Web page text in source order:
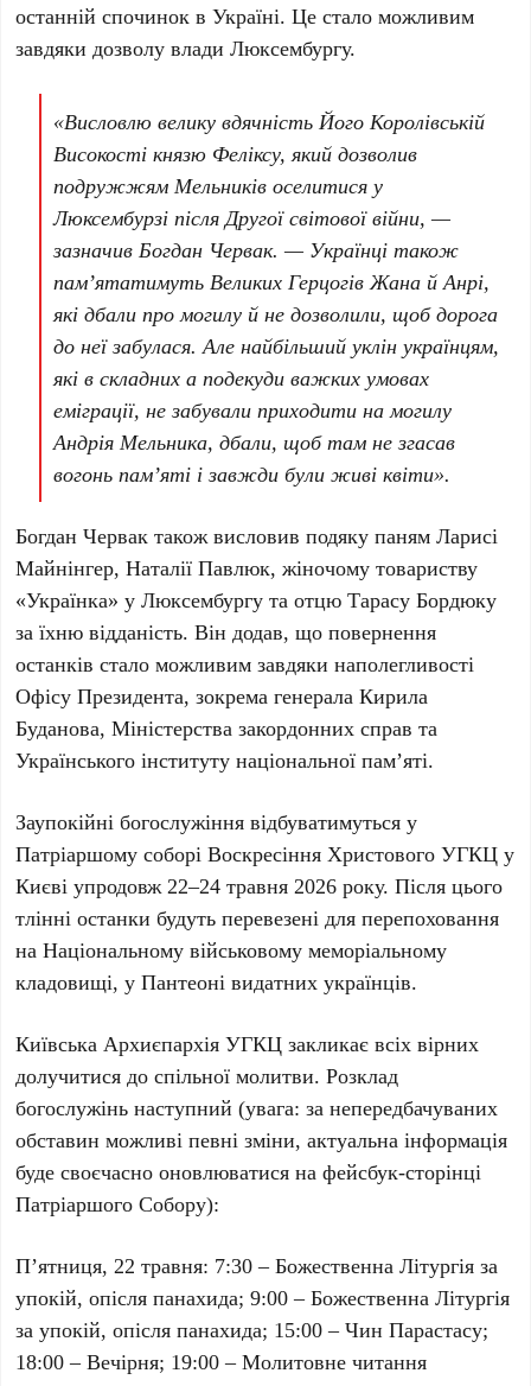
останній спочинок вУкраїні. Це стало можливим
завдяки дозволу владиЛюксембургу.
«Висловлю велику вдячність Його Королівській
Високості князю Феліксу, який дозволив
подружжям Мельників оселитися у
Люксембурзі після Другої світової війни, —
зазначив Богдан Червак. — Українці також
пам’ятатимуть Великих Герцогів Жана й Анрі,
які дбали про могилу й не дозволили, щоб дорога
до неї забулася. Але найбільший уклін українцям,
які в складних а подекуди важких умовах
еміграції, не забували приходити на могилу
Андрія Мельника, дбали, щоб там не згасав
вогонь пам’яті і завжди були живі квіти».
Богдан Червак також висловив подяку панямЛарисі
Майнінгер,Наталії Павлюк, жіночому товариству
«Українка» уЛюксембургу та отцюТарасу Бордюку
за їхню відданість. Він додав, що повернення
останків стало можливим завдяки наполегливості
Офісу Президента, зокремагенерала Кирила
Буданова,Міністерства закордонних справ та
Українського інституту національної пам’яті.
Заупокійні богослужіння відбуватимуться у
Патріаршому соборі Воскресіння Христового УГКЦ у
Києві упродовж22–24 травня 2026 року. Після цього
тлінні останки будуть перевезені для перепоховання
наНаціональному військовому меморіальному
кладовищі, уПантеоні видатних українців.
Київська Архиєпархія УГКЦ закликає всіх вірних
долучитися до спільної молитви. Розклад
богослужінь наступний (увага: за непередбачуваних
обставин можливі певні зміни, актуальна інформація
буде своєчасно оновлюватися на фейсбук-сторінці
Патріаршого Собору):
П’ятниця, 22 травня: 7:30 – Божественна Літургія за
упокій, опісля панахида; 9:00 – Божественна Літургія
за упокій, опісля панахида; 15:00 – Чин Парастасу;
18:00 – Вечірня; 19:00 – Молитовне читання